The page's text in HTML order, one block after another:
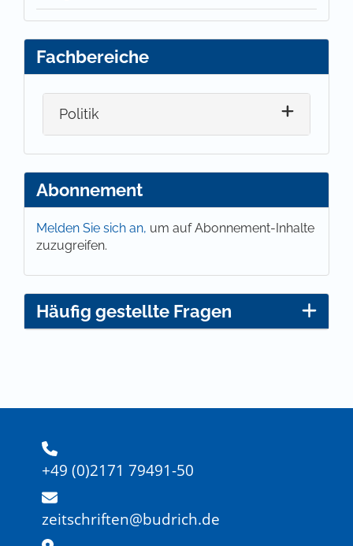
Fachbereiche
Politik
Abonnement
Melden Sie sich an, um auf Abonnement-Inhalte
zuzugreifen.
Häufig gestellte Fragen
+49 (0)2171 79491-50
zeitschriften@budrich.de